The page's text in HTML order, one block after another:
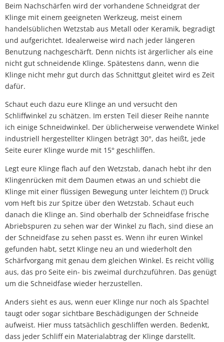
Beim Nachschärfen wird der vorhandene Schneidgrat der
Klinge mit einem geeigneten Werkzeug, meist einem
handelsüblichen Wetzstab aus Metall oder Keramik, begradigt
und aufgerichtet. Idealerweise wird nach jeder längeren
Benutzung nachgeschärft. Denn nichts ist ärgerlicher als eine
nicht gut schneidende Klinge. Spätestens dann, wenn die
Klinge nicht mehr gut durch das Schnittgut gleitet wird es Zeit
dafür.
Schaut euch dazu eure Klinge an und versucht den
Schliffwinkel zu schätzen. Im ersten Teil dieser Reihe nannte
ich einige Schneidwinkel. Der üblicherweise verwendete Winkel
industriell hergestellter Klingen beträgt 30°, das heißt, jede
Seite eurer Klinge wurde mit 15° geschliffen.
Legt eure Klinge flach auf den Wetzstab, danach hebt ihr den
Klingenrücken mit dem Daumen etwas an und schiebt die
Klinge mit einer flüssigen Bewegung unter leichtem (!) Druck
vom Heft bis zur Spitze über den Wetzstab. Schaut euch
danach die Klinge an. Sind oberhalb der Schneidfase frische
Abriebspuren zu sehen war der Winkel zu flach, sind diese an
der Schneidfase zu sehen passt es. Wenn ihr euren Winkel
gefunden habt, setzt Klinge neu an und wiederholt den
Schärfvorgang mit genau dem gleichen Winkel. Es reicht völlig
aus, das pro Seite ein- bis zweimal durchzuführen. Das genügt
um die Schneidfase wieder herzustellen.
Anders sieht es aus, wenn euer Klinge nur noch als Spachtel
taugt oder sogar sichtbare Beschädigungen der Schneide
aufweist. Hier muss tatsächlich geschliffen werden. Bedenkt,
dass jeder Schliff ein Materialabtrag der Klinge darstellt.